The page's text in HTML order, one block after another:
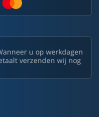
u op werkdagen
verzenden wij nog